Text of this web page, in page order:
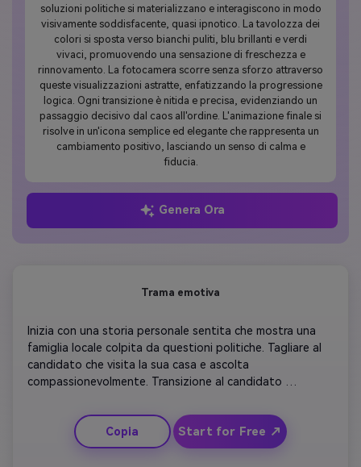
soluzioni politiche si materializzano e interagiscono in modo
visivamente soddisfacente, quasi ipnotico. La tavolozza dei
colori si sposta verso bianchi puliti, blu brillanti e verdi
vivaci, promuovendo una sensazione di freschezza e
rinnovamento. La fotocamera scorre senza sforzo attraverso
queste visualizzazioni astratte, enfatizzando la progressione
logica. Ogni transizione è nitida e precisa, evidenziando un
passaggio decisivo dal caos all'ordine. L'animazione finale si
risolve in un'icona semplice ed elegante che rappresenta un
cambiamento positivo, lasciando un senso di calma e
fiducia.
Genera Ora
Trama emotiva
Inizia con una storia personale sentita che mostra una
famiglia locale colpita da questioni politiche. Tagliare al
candidato che visita la sua casa e ascolta
compassionevolmente. Transizione al candidato
una luce calda e una musica piena di speranza per il tono
emotivo. Concludi con lo slogan del candidato che
appare in grassetto.
Copia Start for Free ↗